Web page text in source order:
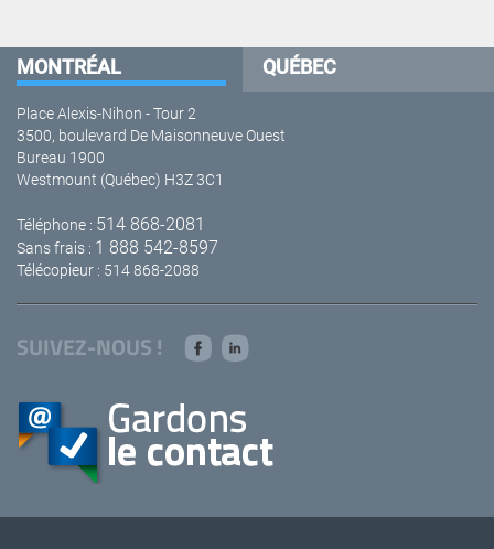
MONTRÉAL QUÉBEC
Place Alexis-Nihon - Tour 2
3500, boulevard De Maisonneuve Ouest
Bureau 1900
Westmount (Québec) H3Z 3C1
Téléphone : 514 868-2081
Sans frais : 1 888 542-8597
Télécopieur : 514 868-2088
SUIVEZ-NOUS !